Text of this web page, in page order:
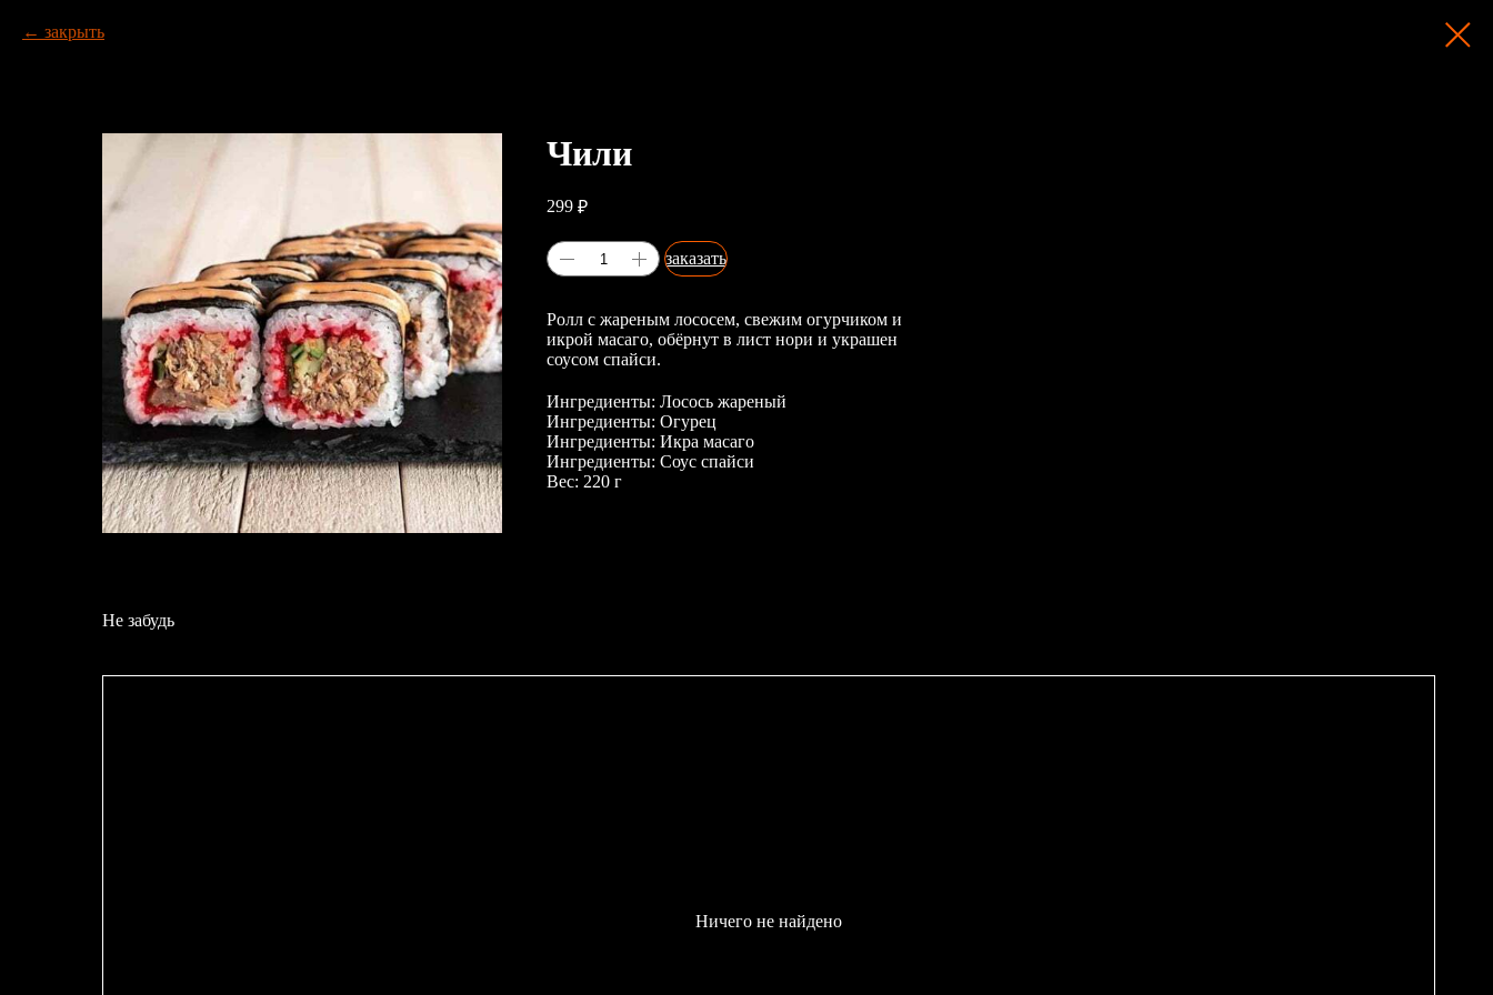
закрыть
Чили
299 ₽
заказать
Ролл с жареным лососем, свежим огурчиком и
икрой масаго, обёрнут в лист нори и украшен
соусом спайси.
Ингредиенты: Лосось жареный
Ингредиенты: Огурец
Ингредиенты: Икра масаго
Ингредиенты: Соус спайси
Вес: 220 г
Не забудь
Ничего не найдено